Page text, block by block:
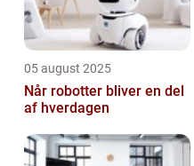
05 august 2025
Når robotter bliver en del
af hverdagen